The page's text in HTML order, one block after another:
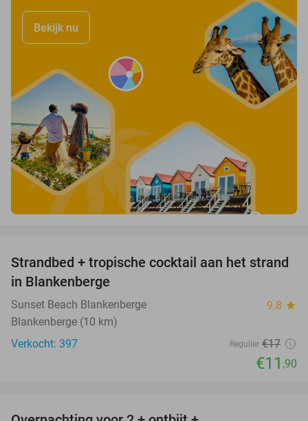
Bekijk nu
30%
Strandbed + tropische cocktail aan het strand
in Blankenberge
Sunset Beach Blankenberge 9.8 star
Blankenberge (10 km)
Verkocht: 397
Regulier €17
€11 ,90